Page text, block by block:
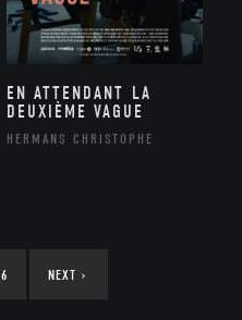
EN ATTENDANT LA
DEUXIÈME VAGUE
HERMANS CHRISTOPHE
6 NEXT ›